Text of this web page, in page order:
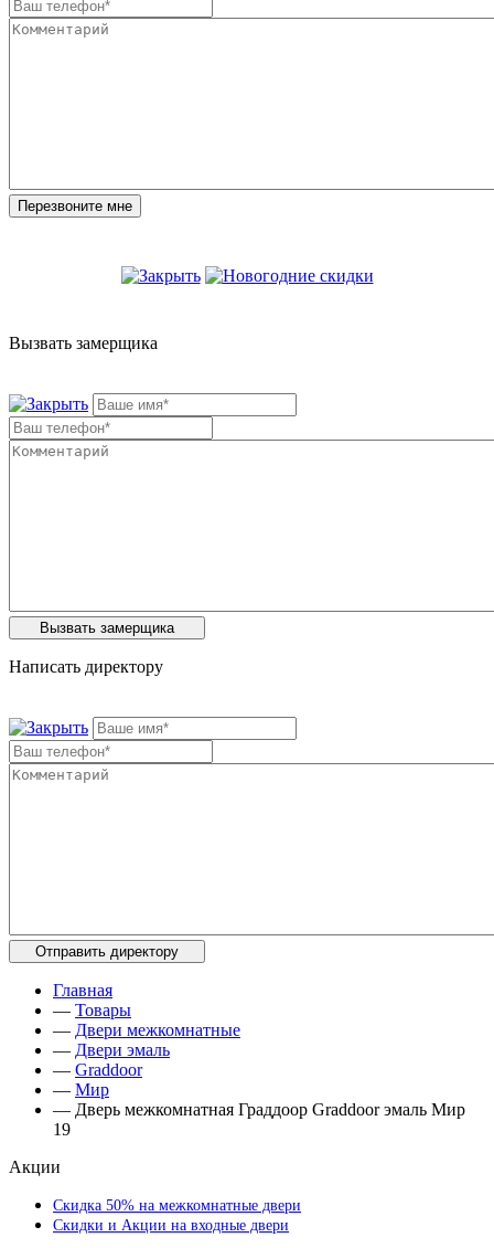
Вызвать замерщика
Написать директору
Главная
— Товары
— Двери межкомнатные
— Двери эмаль
— Graddoor
— Мир
— Дверь межкомнатная Граддоор Graddoor эмаль Мир
19
Акции
Скидка 50% на межкомнатные двери
Скидки и Акции на входные двери